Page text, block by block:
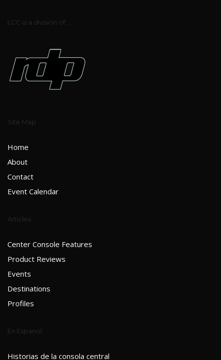
LCC is a division of...
Site Map
Home
About
Contact
Event Calendar
Articles
Center Console Features
Product Reviews
Events
Destinations
Profiles
En Espanol
Historias de la consola central